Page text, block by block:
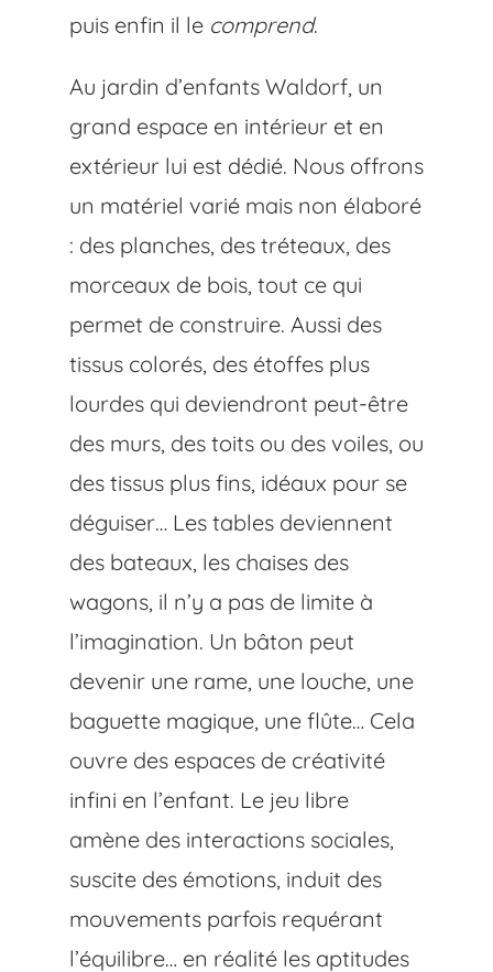
puis enfin il le comprend.
Au jardin d’enfants Waldorf, un
grand espace en intérieur et en
extérieur lui est dédié. Nous offrons
un matériel varié mais non élaboré
: des planches, des tréteaux, des
morceaux de bois, tout ce qui
permet de construire. Aussi des
tissus colorés, des étoffes plus
lourdes qui deviendront peut-être
des murs, des toits ou des voiles, ou
des tissus plus fins, idéaux pour se
déguiser… Les tables deviennent
des bateaux, les chaises des
wagons, il n’y a pas de limite à
l’imagination. Un bâton peut
devenir une rame, une louche, une
baguette magique, une flûte… Cela
ouvre des espaces de créativité
infini en l’enfant. Le jeu libre
amène des interactions sociales,
suscite des émotions, induit des
mouvements parfois requérant
l’équilibre… en réalité les aptitudes